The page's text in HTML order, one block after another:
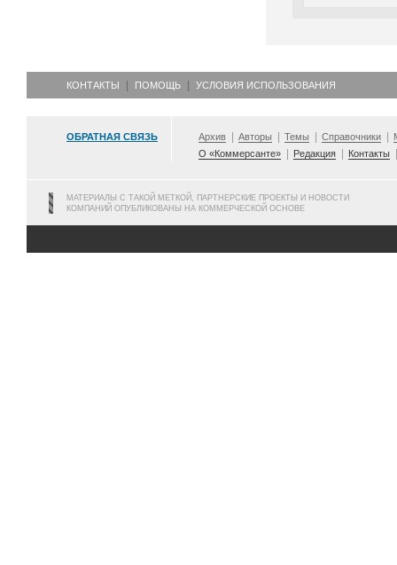
КОНТАКТЫ ПОМОЩЬ УСЛОВИЯ ИСПОЛЬЗОВАНИЯ
ОБРАТНАЯ СВЯЗЬ Архив Авторы Темы Справочники
О «Коммерсанте»
Редакция Контакты
МАТЕРИАЛЫ С ТАКОЙ МЕТКОЙ, ПАРТНЕРСКИЕ ПРОЕКТЫ И НОВОСТИ
КОМПАНИЙ ОПУБЛИКОВАНЫ НА КОММЕРЧЕСКОЙ ОСНОВЕ